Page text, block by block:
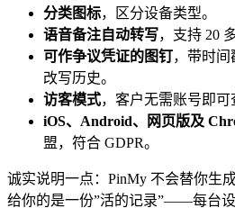
分类图标，区分设备类型。
语音备注自动转写，支持 20
可作争议凭证的图钉，带时
改写历史。
访客模式，客户无需账号即可
iOS、Android、网页版及
盟，符合 GDPR。
诚实说明一点：PinMy 不会替你生
给你的是一份”活的记录”——每台